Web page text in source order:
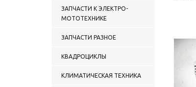
ЗАПЧАСТИ К ЭЛЕКТРО-
МОТОТЕХНИКЕ
ЗАПЧАСТИ РАЗНОЕ
КВАДРОЦИКЛЫ
КЛИМАТИЧЕСКАЯ ТЕХНИКА